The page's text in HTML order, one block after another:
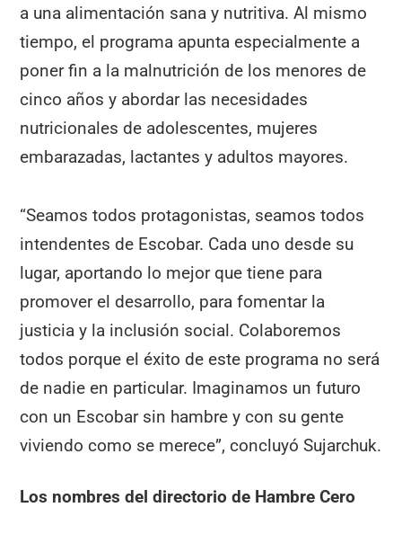
a una alimentación sana y nutritiva. Al mismo
tiempo, el programa apunta especialmente a
poner fin a la malnutrición de los menores de
cinco años y abordar las necesidades
nutricionales de adolescentes, mujeres
embarazadas, lactantes y adultos mayores.
“Seamos todos protagonistas, seamos todos
intendentes de Escobar. Cada uno desde su
lugar, aportando lo mejor que tiene para
promover el desarrollo, para fomentar la
justicia y la inclusión social. Colaboremos
todos porque el éxito de este programa no será
de nadie en particular. Imaginamos un futuro
con un Escobar sin hambre y con su gente
viviendo como se merece”, concluyó Sujarchuk.
Los nombres del directorio de Hambre Cero